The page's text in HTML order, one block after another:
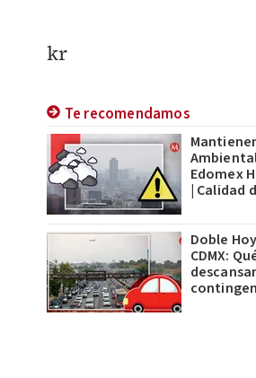
kr
Te recomendamos
Edomex
| Calidad
Doble
CDMX: